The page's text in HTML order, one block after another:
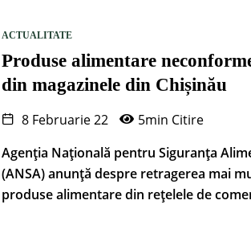
ACTUALITATE
Produse alimentare
din magazinele din Chișinău
8 Februarie 22
5min Citire
Agenția Națională pentru Siguranța
(ANSA) anunță despre retragerea mai
produse alimentare din rețelele de